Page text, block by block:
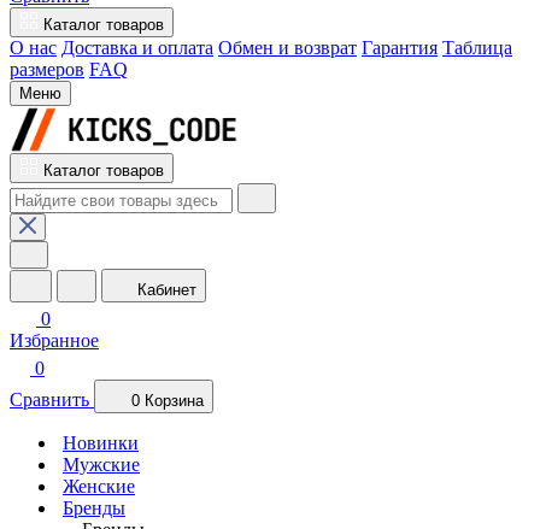
Каталог товаров
О нас Доставка и оплата Обмен и возврат Гарантия Таблица
размеров FAQ
Меню
Каталог товаров
Кабинет
0
Избранное
0
Сравнить
0 Корзина
Новинки
Мужские
Женские
Бренды